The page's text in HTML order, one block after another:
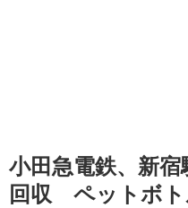
小田急電鉄、新
回収 ペットボト